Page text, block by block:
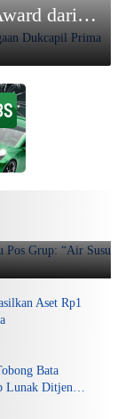
dari
di Riau Pos
Aset Rp1
Bata
Lunak Ditjen